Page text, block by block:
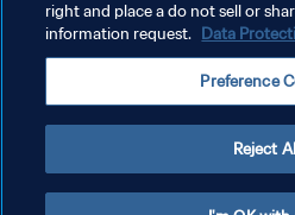
POLITIQUE DE CONFIDENTIALITÉ
CONDITIONS D'UTILISATION
GÉRER VOS PRÉFÉRENCES SUR LES
Copyright © 1994 - 2026 FIFA. Tous droits
right and place a do not sell or
information request. Data
Preference
Reject